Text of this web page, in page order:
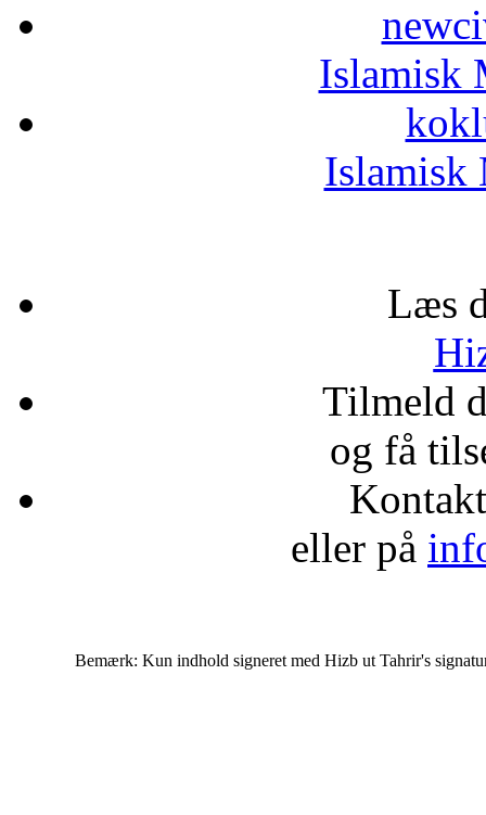
Islamisk
Islamisk
Læs
Tilmeld
og få
eller på
Bemærk: Kun indhold signeret med Hizb ut Tahrir's